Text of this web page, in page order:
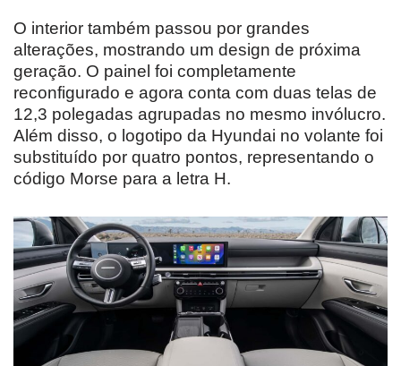
O interior também passou por grandes
alterações, mostrando um design de próxima
geração. O painel foi completamente
reconfigurado e agora conta com duas telas de
12,3 polegadas agrupadas no mesmo invólucro.
Além disso, o logotipo da Hyundai no volante foi
substituído por quatro pontos, representando o
código Morse para a letra H.